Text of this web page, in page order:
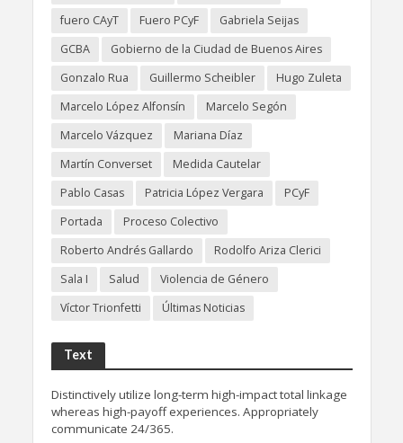
fuero CAyT
Fuero PCyF
Gabriela Seijas
GCBA
Gobierno de la Ciudad de Buenos Aires
Gonzalo Rua
Guillermo Scheibler
Hugo Zuleta
Marcelo López Alfonsín
Marcelo Segón
Marcelo Vázquez
Mariana Díaz
Martín Converset
Medida Cautelar
Pablo Casas
Patricia López Vergara
PCyF
Portada
Proceso Colectivo
Roberto Andrés Gallardo
Rodolfo Ariza Clerici
Sala I
Salud
Violencia de Género
Víctor Trionfetti
Últimas Noticias
Text
Distinctively utilize long-term high-impact total linkage
whereas high-payoff experiences. Appropriately
communicate 24/365.